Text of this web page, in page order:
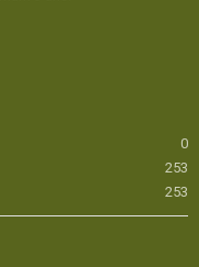
0
253
253